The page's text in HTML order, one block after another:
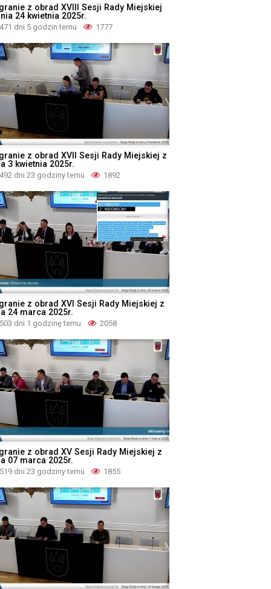
z obrad XVIII Sesji Rady Miejskiej
24 kwietnia 2025r.
471 dni 5 godzin temu 1777
z obrad XVII Sesji Rady Miejskiej z
3 kwietnia 2025r.
492 dni 23 godziny temu 1892
z obrad XVI Sesji Rady Miejskiej z
24 marca 2025r.
503 dni 1 godzinę temu 2058
z obrad XV Sesji Rady Miejskiej z
07 marca 2025r.
519 dni 23 godziny temu 1855